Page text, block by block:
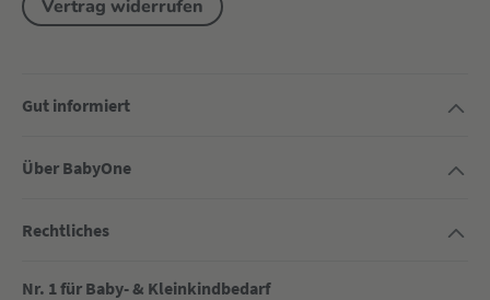
Vertrag widerrufen
Gut informiert
Über BabyOne
Rechtliches
Nr. 1 für Baby- & Kleinkindbedarf